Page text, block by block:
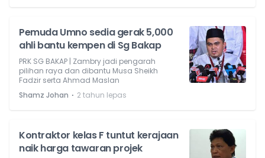
Pemuda Umno sedia gerak 5,000
ahli bantu kempen di Sg Bakap
PRK SG BAKAP | Zambry jadi pengarah
pilihan raya dan dibantu Musa Sheikh
Fadzir serta Ahmad Maslan
Shamz Johan ⋅ 2 tahun lepas
Kontraktor kelas F tuntut kerajaan
naik harga tawaran projek